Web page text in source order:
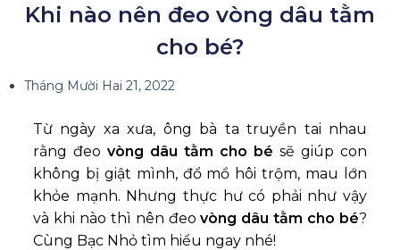
Khi nào nên đeo vòng dâu tằm
cho bé?
Tháng Mười Hai 21, 2022
Từ ngày xa xưa, ông bà ta truyền tai nhau
rằng đeo vòng dâu tằm cho bé sẽ giúp con
không bị giật mình, đổ mồ hôi trộm, mau lớn
khỏe mạnh. Nhưng thực hư có phải như vậy
và khi nào thì nên đeovòng dâu tằm cho bé?
Cùng Bạc Nhỏ tìm hiểu ngay nhé!